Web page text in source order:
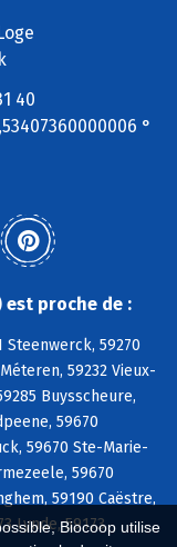
Biocoop utilise
40
°
est proche de :
Steenwerck, 59270
59232 Vieux-
Buysscheure,
59670
59670 Ste-Marie-
59670
59190 Caëstre,
Lynde, 59173